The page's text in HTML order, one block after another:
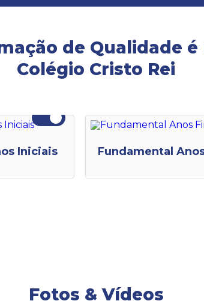
de Qualidade é
Colégio Cristo Rei
Iniciais Fundamental
Fotos & Vídeos